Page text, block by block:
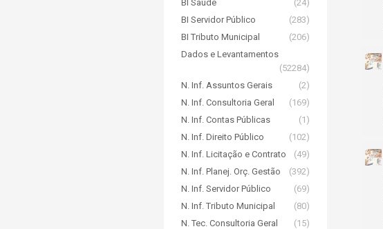
BI Saúde
(24)
BI Servidor Público
(283)
BI Tributo Municipal
(206)
Dados e Levantamentos
(52284)
N. Inf. Assuntos Gerais
(2)
N. Inf. Consultoria Geral
(169)
N. Inf. Contas Públicas
(1)
N. Inf. Direito Público
(102)
N. Inf. Licitação e Contrato
(49)
N. Inf. Planej. Orç. Gestão
(392)
N. Inf. Servidor Público
(69)
N. Inf. Tributo Municipal
(80)
N. Tec. Consultoria Geral
(15)